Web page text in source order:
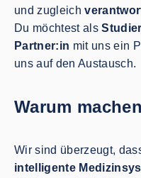
und zugleich
Du möchtest als
Partner:in mit uns ein
uns auf den Austausch.
Warum
Wir sind überzeugt,
intelligente